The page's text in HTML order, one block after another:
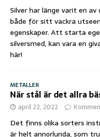
Silver har länge varit en
både för sitt vackra
egenskaper. Att starta
silversmed, kan vara en
här!
METALLER
När stål är det allra
april 22, 2022
Det finns olika sorters
är helt annorlunda, som